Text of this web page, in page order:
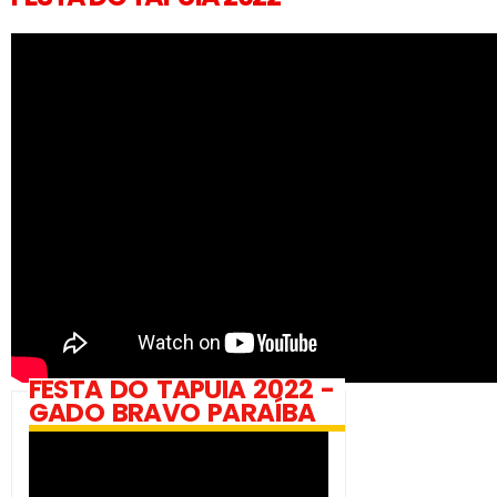
FESTA DO TAPUIA 2022 -
GADO BRAVO PARAÍBA